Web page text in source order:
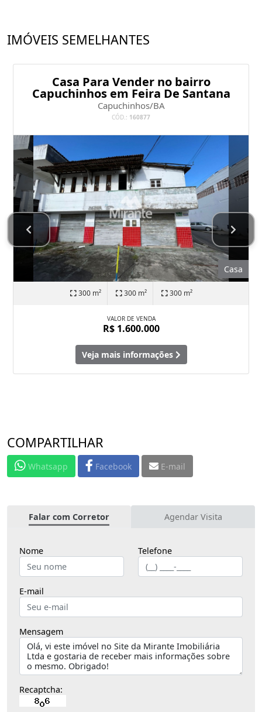
IMÓVEIS SEMELHANTES
Casa Para Vender no bairro
Capuchinhos em Feira De Santana
Capuchinhos/BA
CÓD.: 160877
Casa
300 m² 300 m² 300 m²
VALOR DE VENDA
R$ 1.600.000
Veja mais informações
COMPARTILHAR
Whatsapp Facebook E-mail
Falar com Corretor Agendar Visita
Nome Telefone
E-mail
Mensagem
Recaptcha: